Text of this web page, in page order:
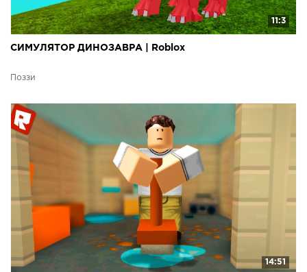
11:3
СИМУЛЯТОР ДИНОЗАВРА | Roblox
Поззи
14:51